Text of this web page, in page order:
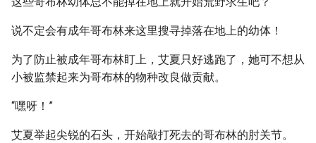
说不定会有成年哥布林来这里搜寻掉落在地上的幼体！
为了防止被成年哥布林盯上，艾夏只好逃跑了，她可不想从
小被监禁起来为哥布林的物种改良做贡献。
“嘿呀！”
艾夏举起尖锐的石头，开始敲打死去的哥布林的肘关节。